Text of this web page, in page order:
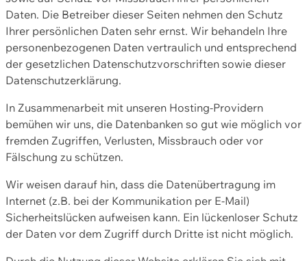
Daten. Die Betreiber dieser Seiten nehmen den Schutz
Ihrer persönlichen Daten sehr ernst. Wir behandeln Ihre
personenbezogenen Daten vertraulich und entsprechend
der gesetzlichen Datenschutzvorschriften sowie dieser
Datenschutzerklärung.
In Zusammenarbeit mit unseren Hosting-Providern
bemühen wir uns, die Datenbanken so gut wie möglich vor
fremden Zugriffen, Verlusten, Missbrauch oder vor
Fälschung zu schützen.
Wir weisen darauf hin, dass die Datenübertragung im
Internet (z.B. bei der Kommunikation per E-Mail)
Sicherheitslücken aufweisen kann. Ein lückenloser Schutz
der Daten vor dem Zugriff durch Dritte ist nicht möglich.